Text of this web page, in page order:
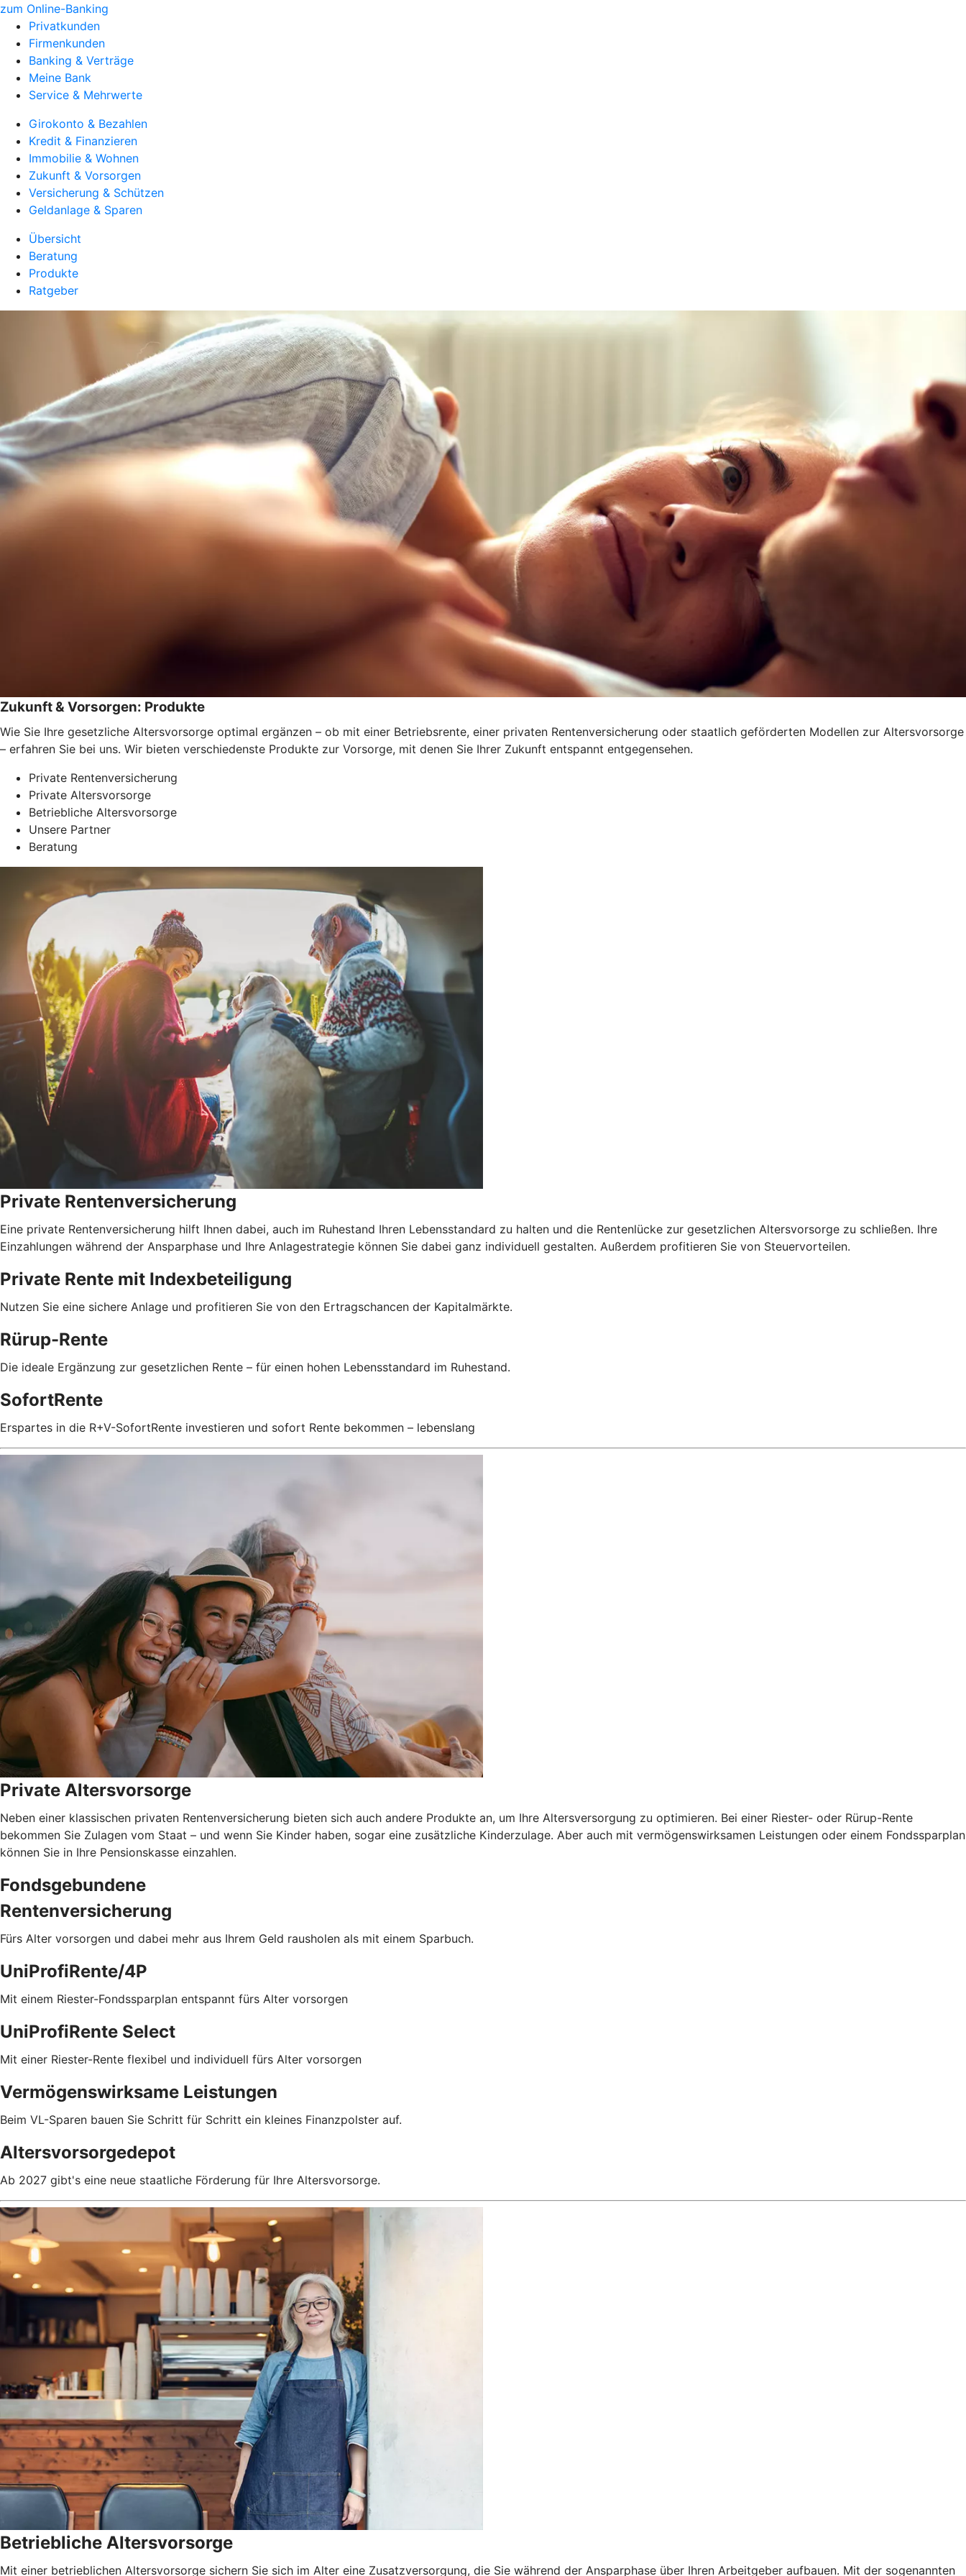
zum Online-Banking
Privatkunden
Firmenkunden
Banking & Verträge
Meine Bank
Service & Mehrwerte
Girokonto & Bezahlen
Kredit & Finanzieren
Immobilie & Wohnen
Zukunft & Vorsorgen
Versicherung & Schützen
Geldanlage & Sparen
Übersicht
Beratung
Produkte
Ratgeber
Zukunft & Vorsorgen: Produkte
Wie Sie Ihre gesetzliche Altersvorsorge optimal ergänzen – ob mit einer Betriebsrente, einer privaten Rentenversicherung oder staatlich geförderten Modellen zur Altersvorsorge
– erfahren Sie bei uns. Wir bieten verschiedenste Produkte zur Vorsorge, mit denen Sie Ihrer Zukunft entspannt entgegensehen.
Private Rentenversicherung
Private Altersvorsorge
Betriebliche Altersvorsorge
Unsere Partner
Beratung
Private Rentenversicherung
Eine private Rentenversicherung hilft Ihnen dabei, auch im Ruhestand Ihren Lebensstandard zu halten und die Rentenlücke zur gesetzlichen Altersvorsorge zu schließen. Ihre
Einzahlungen während der Ansparphase und Ihre Anlagestrategie können Sie dabei ganz individuell gestalten. Außerdem profitieren Sie von Steuervorteilen.
Private Rente mit Index­beteiligung
Nutzen Sie eine sichere Anlage und profitieren Sie von den Ertragschancen der Kapitalmärkte.
Rürup-Rente
Die ideale Ergänzung zur gesetzlichen Rente – für einen hohen Lebensstandard im Ruhestand.
SofortRente
Erspartes in die R+V-SofortRente investieren und sofort Rente bekommen – lebenslang
Private Altersvorsorge
Neben einer klassischen privaten Rentenversicherung bieten sich auch andere Produkte an, um Ihre Altersversorgung zu optimieren. Bei einer Riester- oder Rürup-Rente
bekommen Sie Zulagen vom Staat – und wenn Sie Kinder haben, sogar eine zusätzliche Kinderzulage. Aber auch mit vermögenswirksamen Leistungen oder einem Fondssparplan
können Sie in Ihre Pensionskasse einzahlen.
Fondsgebundene
Rentenversicherung
Fürs Alter vorsorgen und dabei mehr aus Ihrem Geld rausholen als mit einem Sparbuch.
UniProfiRente/4P
Mit einem Riester-Fondssparplan entspannt fürs Alter vorsorgen
UniProfiRente Select
Mit einer Riester-Rente flexibel und individuell fürs Alter vorsorgen
Vermögenswirksame Leistungen
Beim VL-Sparen bauen Sie Schritt für Schritt ein kleines Finanzpolster auf.
Altersvorsorgedepot
Ab 2027 gibt's eine neue staatliche Förderung für Ihre Altersvorsorge.
Betriebliche Altersvorsorge
Mit einer betrieblichen Altersvorsorge sichern Sie sich im Alter eine Zusatzversorgung, die Sie während der Ansparphase über Ihren Arbeitgeber aufbauen. Mit der sogenannten